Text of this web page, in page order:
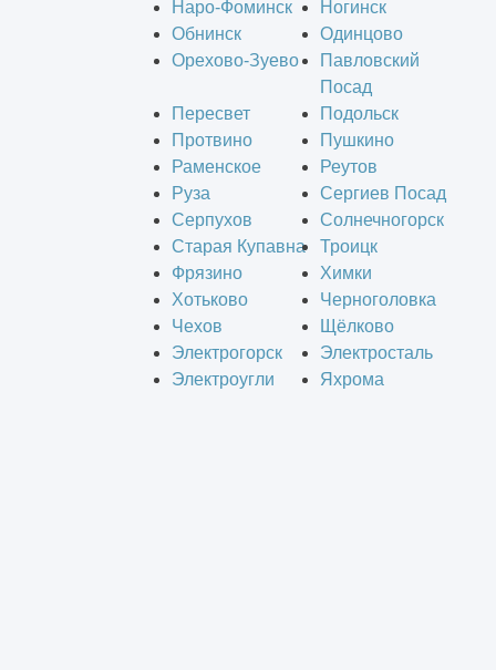
Наро-Фоминск
Ногинск
Обнинск
Одинцово
Орехово-Зуево
Павловский
Посад
Пересвет
Подольск
Протвино
Пушкино
Раменское
Реутов
Руза
Сергиев Посад
Серпухов
Солнечногорск
Старая Купавна
Троицк
Фрязино
Химки
Хотьково
Черноголовка
Чехов
Щёлково
Электрогорск
Электросталь
Электроугли
Яхрома